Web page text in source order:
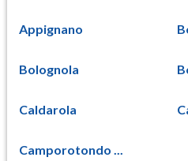
Appignano
Bolognola
Caldarola
Camporotondo ...